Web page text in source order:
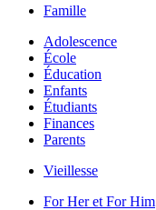
Famille
Adolescence
École
Éducation
Enfants
Étudiants
Finances
Parents
Vieillesse
For Her et For Him